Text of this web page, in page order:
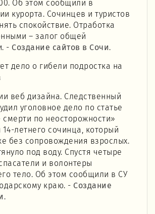
Об этом сообщили в
курорта. Сочинцев и туристов
спокойствие. Отработка
– залог общей
- Создание сайтов в Сочи.
дело о гибели подростка на
веб дизайна. Следственный
уголовное дело по статье
по неосторожности»
14-летнего сочинца, который
без сопровождения взрослых.
под воду. Спустя четыре
и волонтеры
тело. Об этом сообщили в СУ
краю. - Создание
.